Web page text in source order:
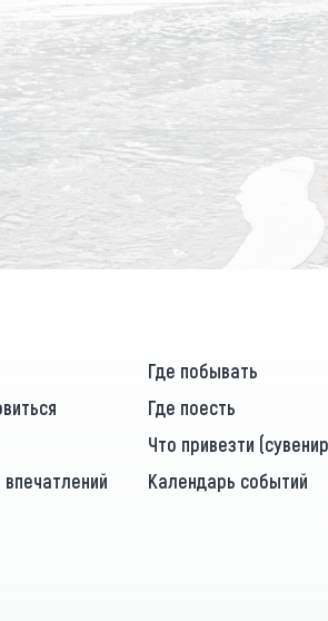
Где побывать
Где поесть
Что привезти
Календарь событий